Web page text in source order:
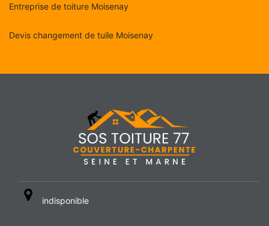
Entreprise de toiture Moisenay
Devis changement de tuile Moisenay
indisponible